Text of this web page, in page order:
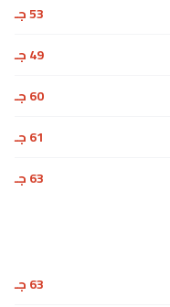
53 جـ
49 جـ
60 جـ
61 جـ
63 جـ
63 جـ